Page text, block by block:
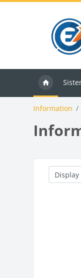
Information
Display